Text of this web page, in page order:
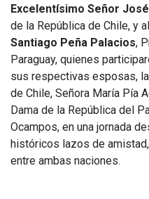
Excelentísimo Señor
de la República de Chile, y al
Santiago Peña Palacios,
Paraguay, quienes
sus respectivas esposas,
de Chile, Señora María Pía
Dama de la República del
Ocampos, en una jornada
históricos lazos de
entre ambas naciones.